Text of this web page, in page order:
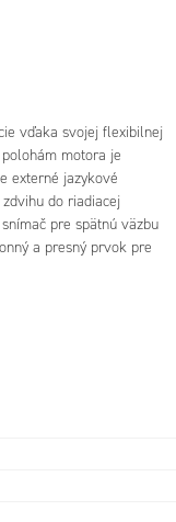
vďaka svojej flexibilnej
motora je
externé jazykové
do riadiacej
pre spätnú väzbu
a presný prvok pre